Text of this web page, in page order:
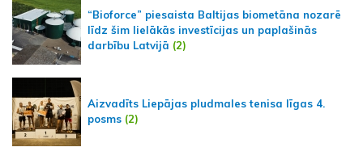
“Bioforce” piesaista Baltijas biometāna nozarē
līdz šim lielākās investīcijas un paplašinās
darbību Latvijā (2)
Aizvadīts Liepājas pludmales tenisa līgas 4.
posms (2)